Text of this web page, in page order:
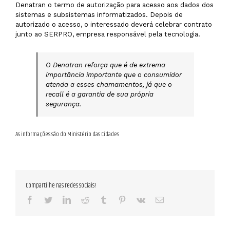
Denatran o termo de autorização para acesso aos dados dos
sistemas e subsistemas informatizados. Depois de
autorizado o acesso, o interessado deverá celebrar contrato
junto ao SERPRO, empresa responsável pela tecnologia.
O Denatran reforça que é de extrema
importância importante que o consumidor
atenda a esses chamamentos, já que o
recall é a garantia de sua própria
segurança.
As informações são do Ministério das Cidades
Compartilhe nas redes sociais!
facebooktwitterlinkedinreddit tumblr pinterest
vk
E-